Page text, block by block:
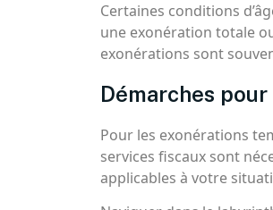
Certaines conditions
une exonération totale
exonérations sont
Démarches
Pour les exonérations
services fiscaux sont
applicables à votre